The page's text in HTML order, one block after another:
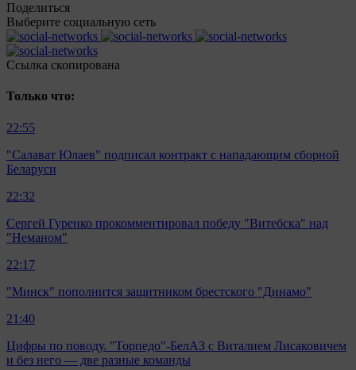
Поделиться
Выберите социальную сеть
Ccылка скопирована
Только что:
22:55
"Салават Юлаев" подписал контракт с нападающим сборной
Беларуси
22:32
Сергей Гуренко прокомментировал победу "Витебска" над
"Неманом"
22:17
"Минск" пополнится защитником брестского "Динамо"
21:40
Цифры по поводу. "Торпедо"-БелАЗ с Виталием Лисаковичем
и без него — две разные команды